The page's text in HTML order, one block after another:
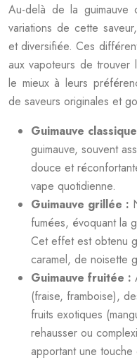
Au-delà de la guimauve
variations de cette
et diversifiée. Ces
aux vapoteurs de trouver
le mieux à leurs
de saveurs originales et
Guimauve
guimauve, souvent
douce et
vape quotidienne.
Guimauve grillée :
fumées, évoquant la
Cet effet est obtenu
caramel, de noisette
Guimauve fruitée :
(fraise, framboise),
fruits exotiques
rehausser ou
apportant une touche